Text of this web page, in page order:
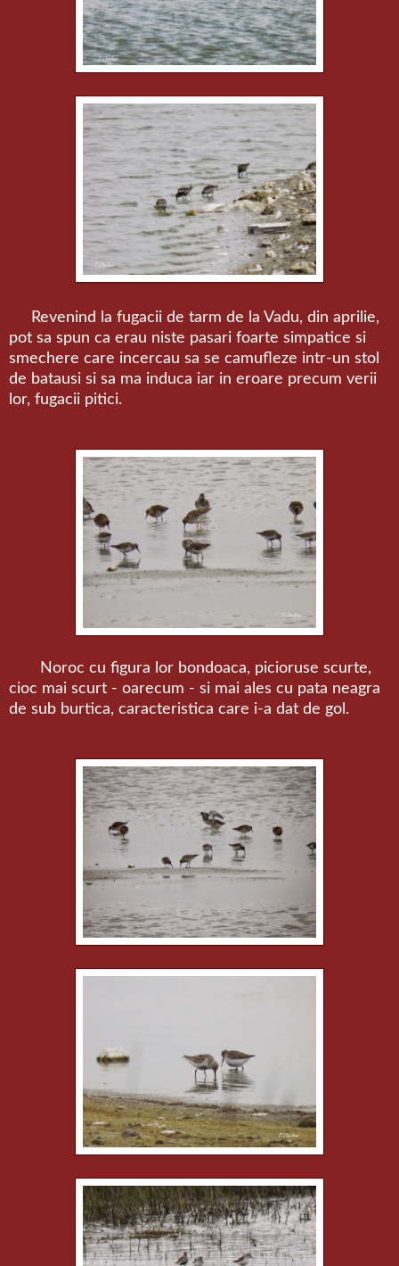
Revenind la fugacii de tarm de la Vadu, din aprilie,
pot sa spun ca erau niste pasari foarte simpatice si
smechere care incercau sa se camufleze intr-un stol
de batausi si sa ma induca iar in eroare precum verii
lor, fugacii pitici.
Noroc cu figura lor bondoaca, picioruse scurte,
cioc mai scurt - oarecum - si mai ales cu pata neagra
de sub burtica, caracteristica care i-a dat de gol.